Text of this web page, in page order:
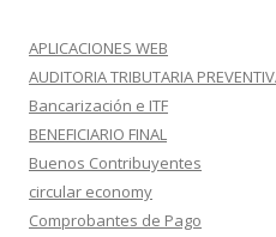
APLICACIONES WEB
AUDITORIA TRIBUTARIA
Bancarización e ITF
BENEFICIARIO FINAL
Buenos Contribuyentes
circular economy
Comprobantes de Pago